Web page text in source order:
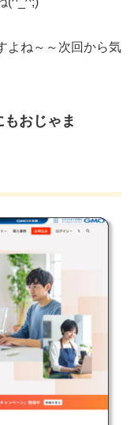
よね～～次回から気
おじゃま